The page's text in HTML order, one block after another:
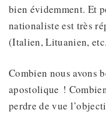
bien évidemment. Et
nationaliste est très
(Italien, Lituanien,
Combien nous avons
apostolique !
perdre de vue